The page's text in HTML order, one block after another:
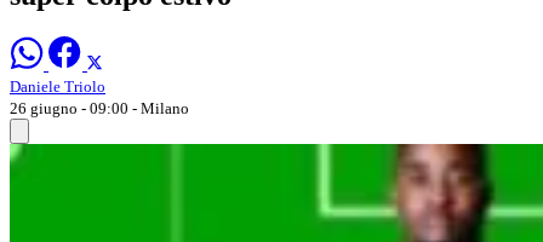
Daniele Triolo
26 giugno - 09:00 - Milano